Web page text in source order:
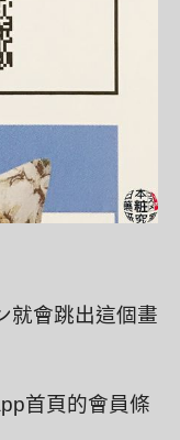
就會跳出這個畫
首頁的會員條